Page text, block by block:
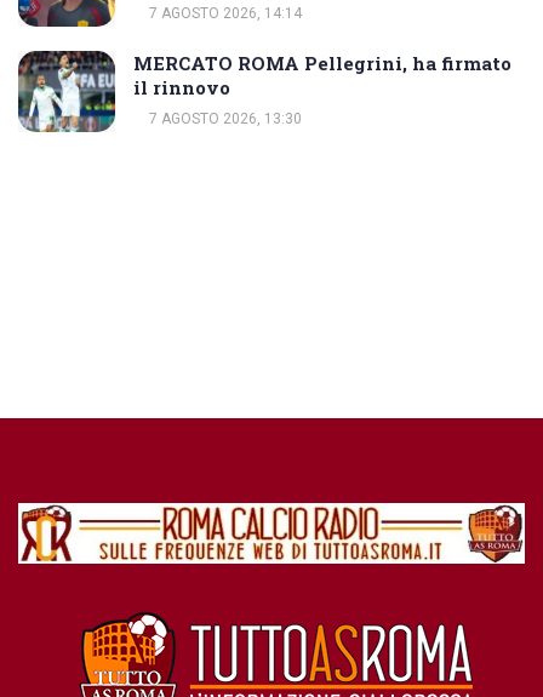
7 AGOSTO 2026, 14:14
MERCATO ROMA Pellegrini, ha firmato
il rinnovo
7 AGOSTO 2026, 13:30